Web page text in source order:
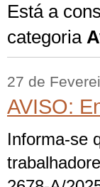
Está a
categoria
27 de
AVISO:
Informa-se